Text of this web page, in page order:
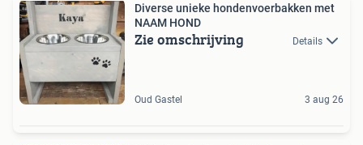
Diverse unieke hondenvoerbakken met
NAAM HOND
Zie omschrijving Details
Oud Gastel 3 aug 26